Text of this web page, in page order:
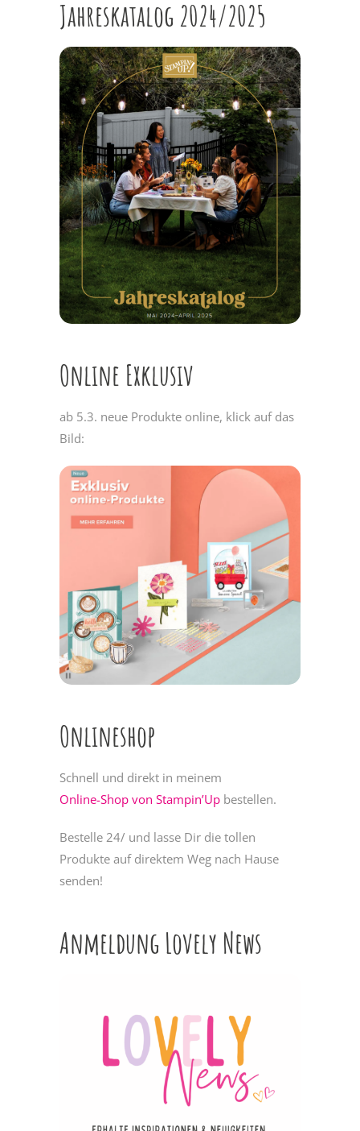
Jahreskatalog 2024/2025
Online Exklusiv
ab 5.3. neue Produkte online, klick auf das
Bild:
Onlineshop
Schnell und direkt in meinem
Online-Shop von Stampin’Up bestellen.
Bestelle 24/ und lasse Dir die tollen
Produkte auf direktem Weg nach Hause
senden!
Anmeldung Lovely News